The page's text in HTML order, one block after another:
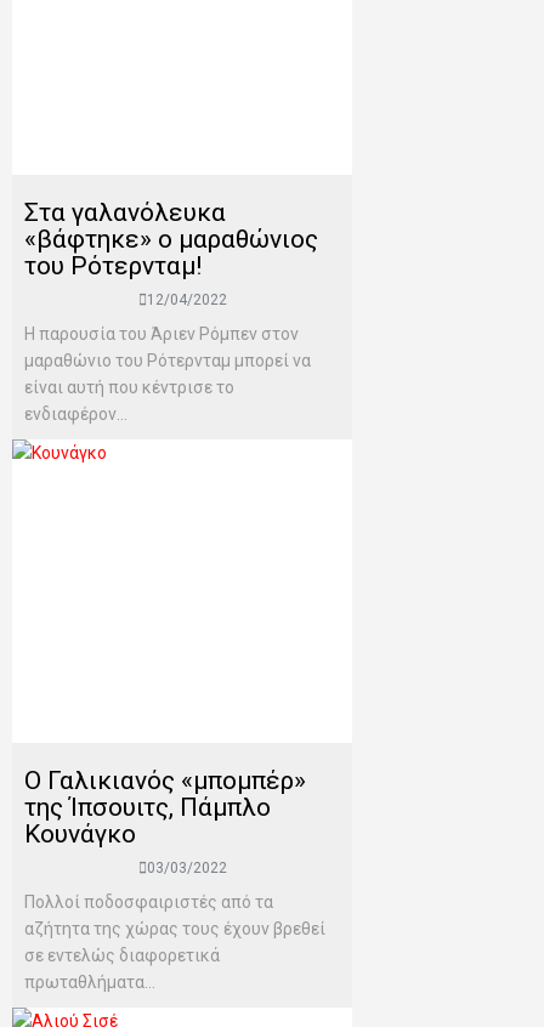
Στα γαλανόλευκα
«βάφτηκε» ο μαραθώνιος
του Ρότερνταμ!
12/04/2022
Η παρουσία του Άριεν Ρόμπεν στον
μαραθώνιο του Ρότερνταμ μπορεί να
είναι αυτή που κέντρισε το
ενδιαφέρον...
Ο Γαλικιανός «μπομπέρ»
της Ίπσουιτς, Πάμπλο
Κουνάγκο
03/03/2022
Πολλοί ποδοσφαιριστές από τα
αζήτητα της χώρας τους έχουν βρεθεί
σε εντελώς διαφορετικά
πρωταθλήματα...